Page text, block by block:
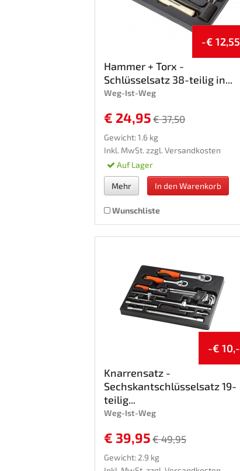
-€ 12,55
Hammer + Torx -
Schlüsselsatz 38-teilig in...
Weg-Ist-Weg
€ 24,95 € 37,50
Gewicht: 1.6 kg
Inkl. MwSt. zzgl. Versandkosten
Auf Lager
Mehr In den Warenkorb
Wunschliste
-€ 10,-
Knarrensatz -
Sechskantschlüsselsatz 19-
teilig...
Weg-Ist-Weg
€ 39,95 € 49,95
Gewicht: 2.9 kg